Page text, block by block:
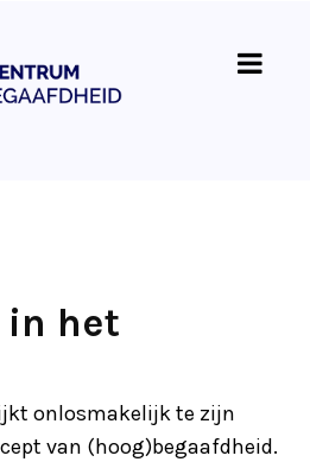
het
onlosmakelijk te zijn
van (hoog)begaafdheid.